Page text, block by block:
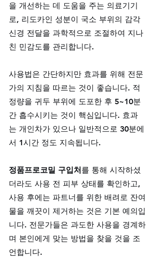
을 개선하는 데 도움을 주는 의료기기
로, 리도카인 성분이 국소 부위의 감각
신경 전달을 과학적으로 조절하여 지나
친 민감도를 관리합니다.
사용법은 간단하지만 효과를 위해 전문
가의 지침을 따르는 것이 좋습니다. 적
정량을 귀두 부위에 도포한 후 5~10분
간 흡수시키는 것이 핵심입니다. 효과
는 개인차가 있으나 일반적으로 30분에
서 1시간 정도 지속됩니다.
정품프로코밀 구입처를 통해 시작하셨
더라도 사용 전 피부 상태를 확인하고,
사용 후에는 파트너를 위한 배려로 잔여
물을 깨끗이 제거하는 것은 기본 예의입
니다. 전문가들은 과도한 사용을 경계하
며 본인에게 맞는 방법을 찾을 것을 조
언합니다.